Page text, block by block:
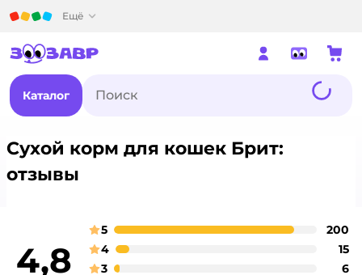
Ещё
Каталог
Сухой корм для кошек Брит:
отзывы
4,8
оценка
5 200
оценка
4 15
3 6